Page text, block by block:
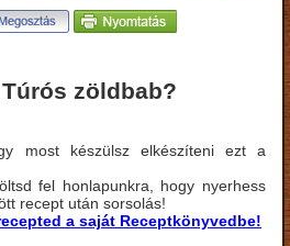
zöldbab?
most készülsz elkészíteni ezt a
fel honlapunkra, hogy nyerhess
recept után sorsolás!
a saját Receptkönyvedbe!